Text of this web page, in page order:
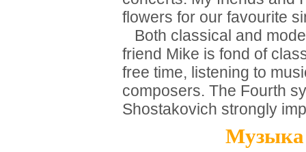
flowers for our favourite
Both classical and
friend Mike is fond of
free time, listening to
composers. The Fourth
Shostakovich strongly
Музыка